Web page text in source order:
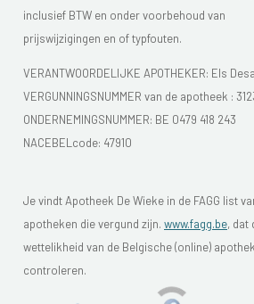
inclusief BTW en onder voorbehoud van
prijswijzigingen en of typfouten.
VERANTWOORDELIJKE APOTHEKER: Els
VERGUNNINGSNUMMER van de apotheek :
ONDERNEMINGSNUMMER: BE 0479 418 243
NACEBELcode: 47910
Je vindt Apotheek De Wieke in de FAGG list
apotheken die vergund zijn. www.fagg.be, dat
wettelikheid van de Belgische (online)
controleren.